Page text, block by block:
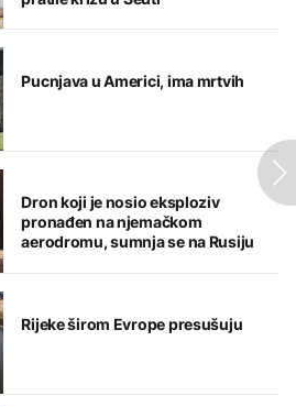
Pucnjava u Americi, ima mrtvih
Dron koji je nosio eksploziv
pronađen na njemačkom
aerodromu, sumnja se na Rusiju
Rijeke širom Evrope presušuju